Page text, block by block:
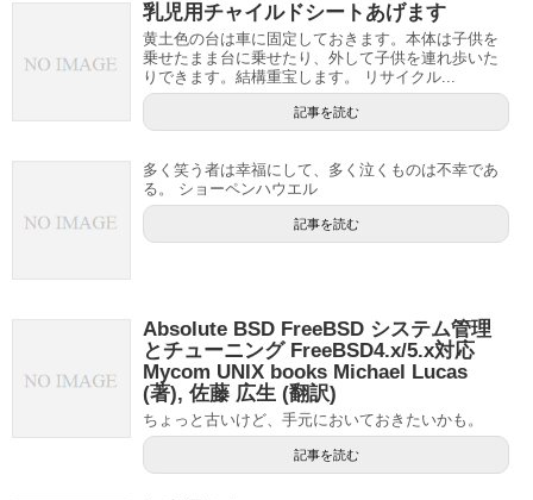
乳児用チャイルドシートあげます
黄土色の台は車に固定しておきます。本体は子供を
乗せたまま台に乗せたり、外して子供を連れ歩いた
りできます。結構重宝します。 リサイクル...
記事を読む
多く笑う者は幸福にして、多く泣くものは不幸であ
る。 ショーペンハウエル
記事を読む
Absolute BSD FreeBSD システム管理
とチューニング FreeBSD4.x/5.x対応
Mycom UNIX books Michael Lucas
(著), 佐藤 広生 (翻訳)
ちょっと古いけど、手元においておきたいかも。
記事を読む